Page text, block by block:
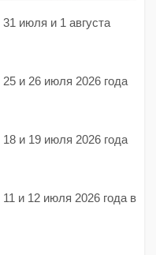
июля и 1 августа
и 26 июля 2026 года
и 19 июля 2026 года
и 12 июля 2026 года в